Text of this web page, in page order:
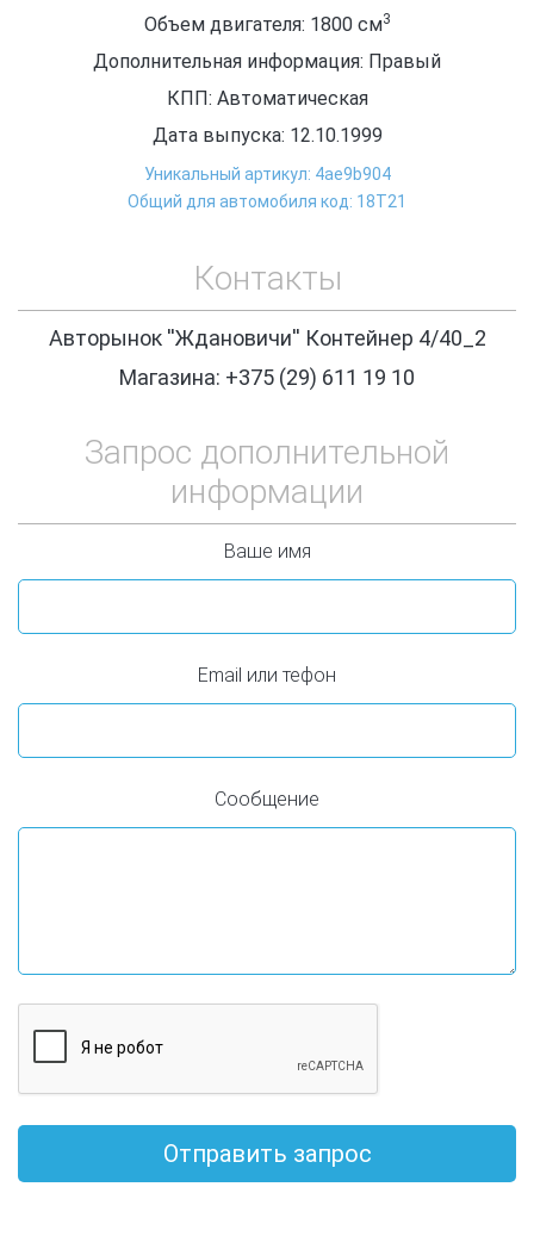
Объем двигателя: 1800 см3
Дополнительная информация: Правый
КПП: Автоматическая
Дата выпуска: 12.10.1999
Уникальный артикул: 4ae9b904
Общий для автомобиля код: 18Т21
Контакты
Авторынок ''Ждановичи'' Контейнер 4/40_2
Магазина: +375 (29) 611 19 10
Запрос дополнительной
информации
Ваше имя
Email или тефон
Сообщение
Отправить запрос